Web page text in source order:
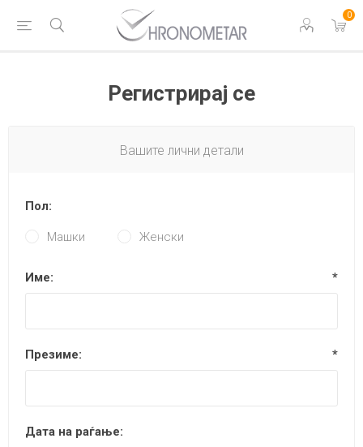
0
Регистрирај се
Вашите лични детали
Пол:
Машки Женски
Име: *
Презиме: *
Дата на раѓање: